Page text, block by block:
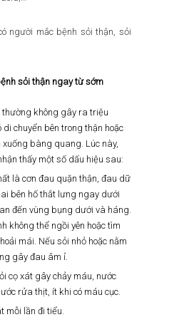
người mắc bệnh sỏi thận, sỏi
sỏi thận ngay từ sớm
thường không gây ra triệu
di chuyển bên trong thận hoặc
xuống bàng quang. Lúc này,
thấy một số dấu hiệu sau:
là cơn đau quặn thận, đau dữ
bên hố thắt lưng ngay dưới
đến vùng bụng dưới và háng.
không thể ngồi yên hoặc tìm
mái. Nếu sỏi nhỏ hoặc nằm
gây đau âm ỉ.
cọ xát gây chảy máu, nước
rửa thịt, ít khi có máu cục.
mỗi lần đi tiểu.